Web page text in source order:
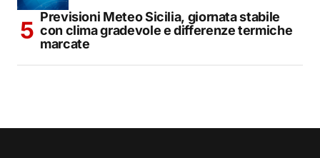
Previsioni Meteo Sicilia, giornata stabile
con clima gradevole e differenze termiche
marcate